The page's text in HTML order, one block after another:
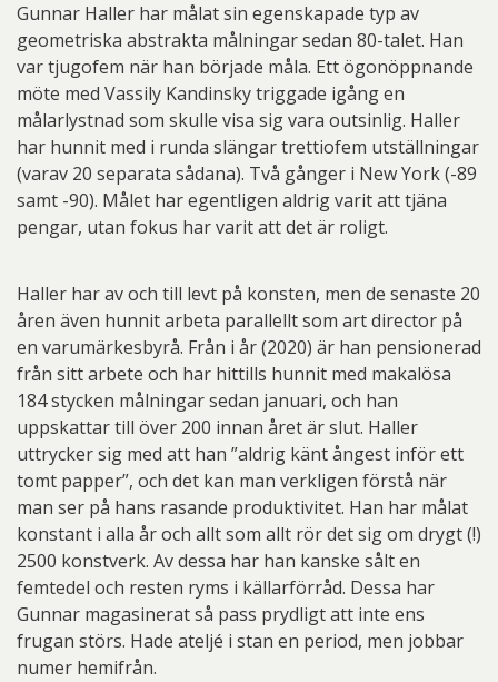
Gunnar Haller har målat sin egenskapade typ av
geometriska abstrakta målningar sedan 80-talet. Han
var tjugofem när han började måla. Ett ögonöppnande
möte med Vassily Kandinsky triggade igång en
målarlystnad som skulle visa sig vara outsinlig. Haller
har hunnit med i runda slängar trettiofem utställningar
(varav 20 separata sådana). Två gånger i New York (-89
samt -90). Målet har egentligen aldrig varit att tjäna
pengar, utan fokus har varit att det är roligt.
Haller har av och till levt på konsten, men de senaste 20
åren även hunnit arbeta parallellt som art director på
en varumärkesbyrå. Från i år (2020) är han pensionerad
från sitt arbete och har hittills hunnit med makalösa
184 stycken målningar sedan januari, och han
uppskattar till över 200 innan året är slut. Haller
uttrycker sig med att han ”aldrig känt ångest inför ett
tomt papper”, och det kan man verkligen förstå när
man ser på hans rasande produktivitet. Han har målat
konstant i alla år och allt som allt rör det sig om drygt (!)
2500 konstverk. Av dessa har han kanske sålt en
femtedel och resten ryms i källarförråd. Dessa har
Gunnar magasinerat så pass prydligt att inte ens
frugan störs. Hade ateljé i stan en period, men jobbar
numer hemifrån.